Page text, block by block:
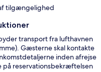
tilgængelighed
transport fra lufthavnen
Gæsterne skal kontakte
inden afrejse
reservationsbekræftelsen